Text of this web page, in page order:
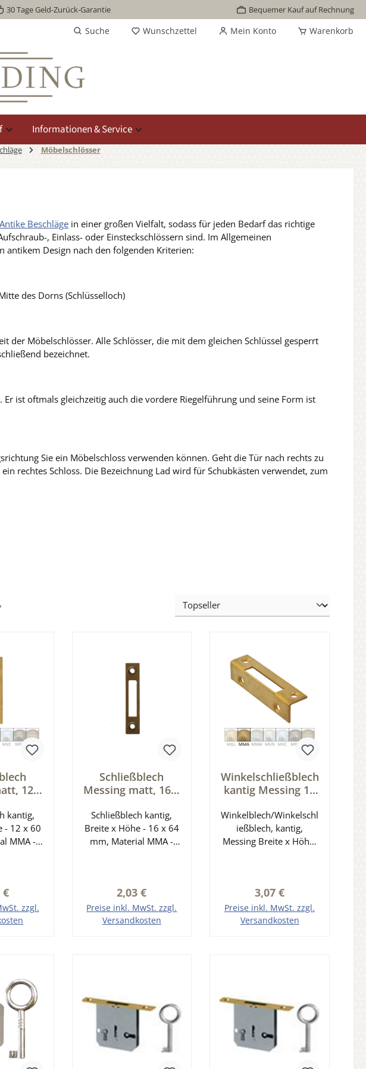
30 Tage Geld-Zurück-Garantie Bequemer Kauf auf Rechnung
Suche Wunschzettel Mein Konto Warenkorb
Informationen & Service
Möbelschlösser
Antike Beschläge in einer großen Vielfalt, sodass für jeden Bedarf das richtige
, Einlass- oder Einsteckschlössern sind. Im Allgemeinen
antikem Design nach den folgenden Kriterien:
des Dorns (Schlüsselloch)
der Möbelschlösser. Alle Schlösser, die mit dem gleichen Schlüssel gesperrt
bezeichnet.
ist oftmals gleichzeitig auch die vordere Riegelführung und seine Form ist
Sie ein Möbelschloss verwenden können. Geht die Tür nach rechts zu
rechtes Schloss. Die Bezeichnung Lad wird für Schubkästen verwendet, zum
12 x
kantig,
- 12 x 60
MMA -
Preis:
€
zzgl.
Schließblech
Messing matt, 16 x
XS001
Schließblech kantig,
Breite x Höhe - 16 x 64
mm, Material MMA -
Regulärer Preis:
2,03 €
Preise inkl. MwSt. zzgl.
Versandkosten
Winkelschließblech
kantig Messing 14
XS100
Winkelblech/Winkelschl
ießblech, kantig,
Messing Breite x Höhe:
Regulärer Preis:
3,07 €
Preise inkl. MwSt. zzgl.
Versandkosten